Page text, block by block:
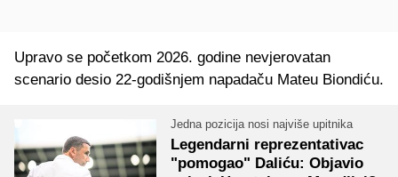
Upravo se početkom 2026. godine nevjerovatan
scenario desio 22-godišnjem napadaču Mateu Biondiću.
Jedna pozicija nosi najviše upitnika
Legendarni reprezentativac
"pomogao" Daliću: Objavio